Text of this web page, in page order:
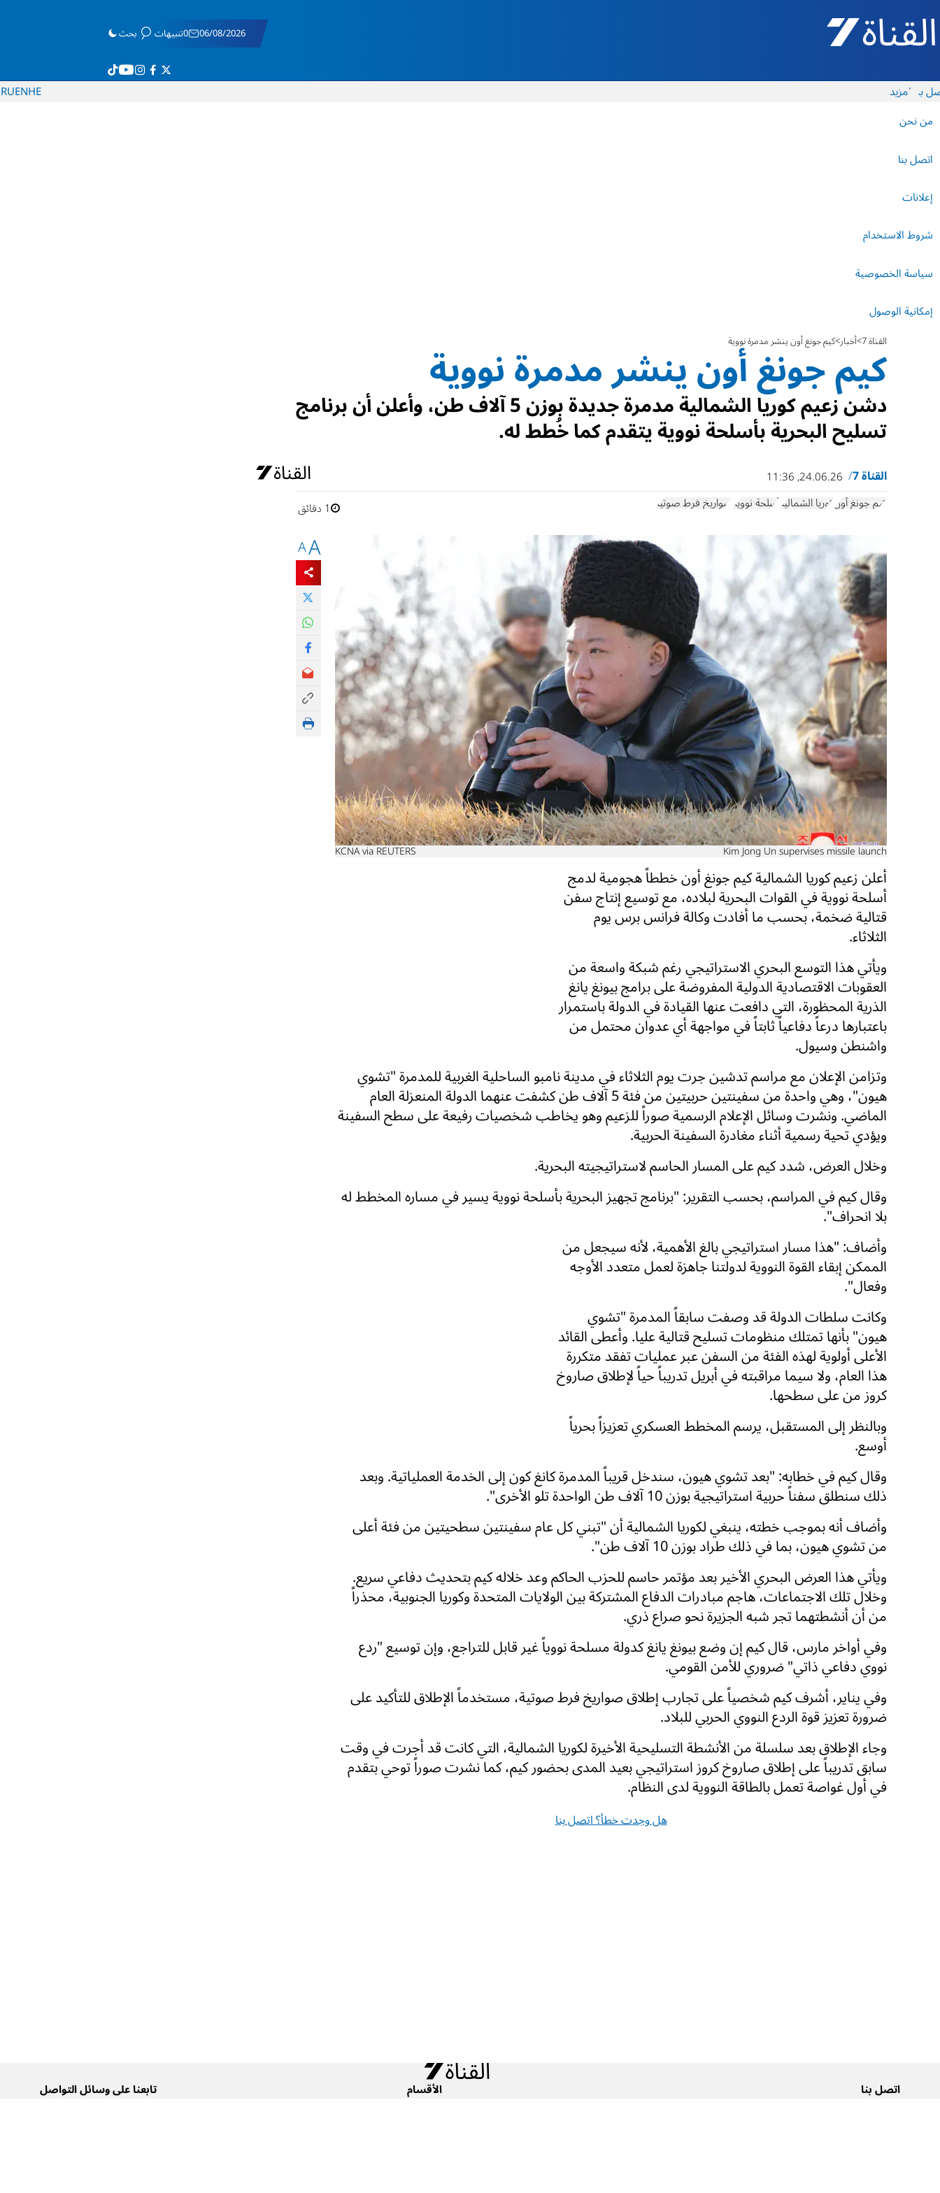
القناة 7 - أروتس شيفع 06/08/2026 0تنبيهات بحث
بنا
من نحن
اتصل بنا
إعلانات
شروط الاستخدام
سياسة الخصوصية
إمكانية الوصول
المزيد HE
EN
RU
القناة 7 أخبار كيم جونغ أون ينشر مدمرة نووية
كيم جونغ أون ينشر مدمرة نوويةدشن زعيم كوريا الشمالية مدمرة جديدة بوزن 5 آلاف طن، وأعلن أن برنامج
تسليح البحرية بأسلحة نووية يتقدم كما خُطط له.
القناة 7
24.06.26, 11:36
كيم جونغ أونكوريا الشماليةأسلحة نووية صواريخ فرط صوتية 1 دقائق
Kim Jong Un supervises missile launch
KCNA via REUTERS
أعلن زعيم كوريا الشمالية كيم جونغ أون خططاً هجومية لدمج
أسلحة نووية في القوات البحرية لبلاده، مع توسيع إنتاج سفن
قتالية ضخمة، بحسب ما أفادت وكالة فرانس برس يوم
الثلاثاء.
ويأتي هذا التوسع البحري الاستراتيجي رغم شبكة واسعة من
العقوبات الاقتصادية الدولية المفروضة على برامج بيونغ يانغ
الذرية المحظورة، التي دافعت عنها القيادة في الدولة باستمرار
باعتبارها درعاً دفاعياً ثابتاً في مواجهة أي عدوان محتمل من
واشنطن وسيول.
وتزامن الإعلان مع مراسم تدشين جرت يوم الثلاثاء في مدينة نامبو الساحلية الغربية للمدمرة "تشوي
هيون"، وهي واحدة من سفينتين حربيتين من فئة 5 آلاف طن كشفت عنهما الدولة المنعزلة العام
الماضي. ونشرت وسائل الإعلام الرسمية صوراً للزعيم وهو يخاطب شخصيات رفيعة على سطح السفينة
ويؤدي تحية رسمية أثناء مغادرة السفينة الحربية.
وخلال العرض، شدد كيم على المسار الحاسم لاستراتيجيته البحرية.
وقال كيم في المراسم، بحسب التقرير: "برنامج تجهيز البحرية بأسلحة نووية يسير في مساره المخطط له
بلا انحراف".
وأضاف: "هذا مسار استراتيجي بالغ الأهمية، لأنه سيجعل من
الممكن إبقاء القوة النووية لدولتنا جاهزة لعمل متعدد الأوجه
وفعال".
وكانت سلطات الدولة قد وصفت سابقاً المدمرة "تشوي
هيون" بأنها تمتلك منظومات تسليح قتالية عليا. وأعطى القائد
الأعلى أولوية لهذه الفئة من السفن عبر عمليات تفقد متكررة
هذا العام، ولا سيما مراقبته في أبريل تدريباً حياً لإطلاق صاروخ
كروز من على سطحها.
وبالنظر إلى المستقبل، يرسم المخطط العسكري تعزيزاً بحرياً
أوسع.
وقال كيم في خطابه: "بعد تشوي هيون، سندخل قريباً المدمرة كانغ كون إلى الخدمة العملياتية. وبعد
ذلك سنطلق سفناً حربية استراتيجية بوزن 10 آلاف طن الواحدة تلو الأخرى".
وأضاف أنه بموجب خطته، ينبغي لكوريا الشمالية أن "تبني كل عام سفينتين سطحيتين من فئة أعلى
من تشوي هيون، بما في ذلك طراد بوزن 10 آلاف طن".
ويأتي هذا العرض البحري الأخير بعد مؤتمر حاسم للحزب الحاكم وعد خلاله كيم بتحديث دفاعي سريع.
وخلال تلك الاجتماعات، هاجم مبادرات الدفاع المشتركة بين الولايات المتحدة وكوريا الجنوبية، محذراً
من أن أنشطتهما تجر شبه الجزيرة نحو صراع ذري.
وفي أواخر مارس، قال كيم إن وضع بيونغ يانغ كدولة مسلحة نووياً غير قابل للتراجع، وإن توسيع "ردع
نووي دفاعي ذاتي" ضروري للأمن القومي.
وفي يناير، أشرف كيم شخصياً على تجارب إطلاق صواريخ فرط صوتية، مستخدماً الإطلاق للتأكيد على
ضرورة تعزيز قوة الردع النووي الحربي للبلاد.
وجاء الإطلاق بعد سلسلة من الأنشطة التسليحية الأخيرة لكوريا الشمالية، التي كانت قد أجرت في وقت
سابق تدريباً على إطلاق صاروخ كروز استراتيجي بعيد المدى بحضور كيم، كما نشرت صوراً توحي بتقدم
في أول غواصة تعمل بالطاقة النووية لدى النظام.
هل وجدت خطأ؟ اتصل بنا
A
A
اتصل بنا
الأقسام
تابعنا على وسائل التواصل